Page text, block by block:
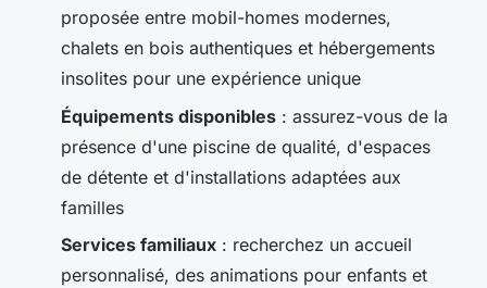
proposée entre mobil-homes modernes,
chalets en bois authentiques et hébergements
insolites pour une expérience unique
Équipements disponibles : assurez-vous de la
présence d'une piscine de qualité, d'espaces
de détente et d'installations adaptées aux
familles
Services familiaux : recherchez un accueil
personnalisé, des animations pour enfants et